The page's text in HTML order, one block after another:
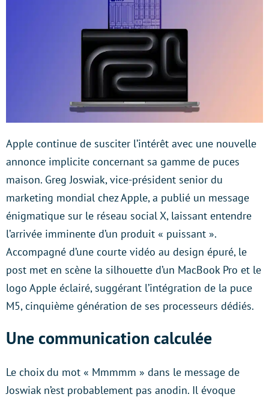
Apple continue de susciter l’intérêt avec une nouvelle
annonce implicite concernant sa gamme de puces
maison. Greg Joswiak, vice-président senior du
marketing mondial chez Apple, a publié un message
énigmatique sur le réseau social X, laissant entendre
l’arrivée imminente d’un produit « puissant ».
Accompagné d’une courte vidéo au design épuré, le
post met en scène la silhouette d’un MacBook Pro et le
logo Apple éclairé, suggérant l’intégration de la puce
M5, cinquième génération de ses processeurs dédiés.
Une communication calculée
Le choix du mot « Mmmmm » dans le message de
Joswiak n’est probablement pas anodin. Il évoque